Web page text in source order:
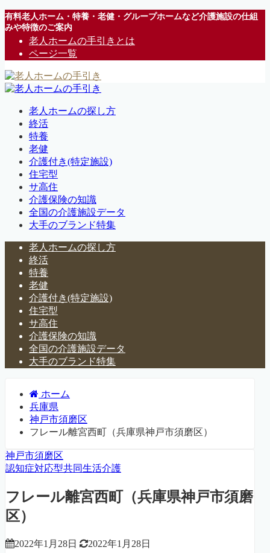
有料老人ホーム・特養・老健・グループホームなど介護施設の仕組
みや特徴のご案内
老人ホームの手引きとは
ページ一覧
老人ホームの探し方
終活
特養
老健
介護付き(特定施設)
住宅型
サ高住
介護保険の知識
全国の介護施設データ
大手のブランド特集
老人ホームの探し方
終活
特養
老健
介護付き(特定施設)
住宅型
サ高住
介護保険の知識
全国の介護施設データ
大手のブランド特集
ホーム
兵庫県
神戸市須磨区
フレール離宮西町（兵庫県神戸市須磨区）
神戸市須磨区
認知症対応型共同生活介護
フレール離宮西町（兵庫県神戸市須磨
区）
2022年1月28日 2022年1月28日